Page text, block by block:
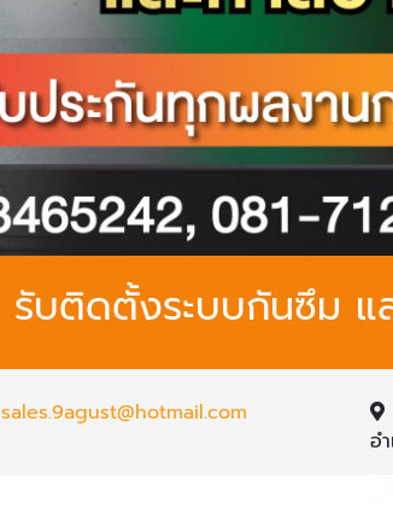
รับติดตั้งระบบกันซึม แ
sales.9agust@hotmail.com
อ